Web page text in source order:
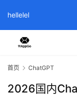
首页 ChatGPT
2026国内
hellelel